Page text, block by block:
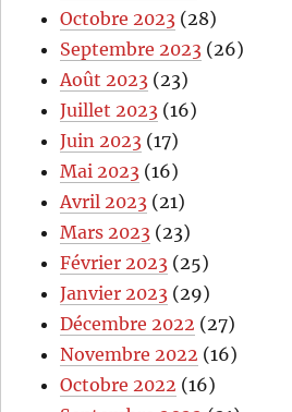
Octobre 2023 (28)
Septembre 2023 (26)
Août 2023 (23)
Juillet 2023 (16)
Juin 2023 (17)
Mai 2023 (16)
Avril 2023 (21)
Mars 2023 (23)
Février 2023 (25)
Janvier 2023 (29)
Décembre 2022 (27)
Novembre 2022 (16)
Octobre 2022 (16)